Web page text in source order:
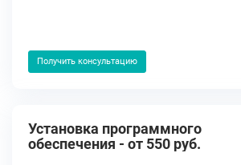
Получить консультацию
Установка программного
обеспечения - от 550 руб.